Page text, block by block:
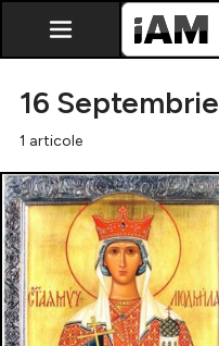
Exclusiv
16 Septembrie
1 articole